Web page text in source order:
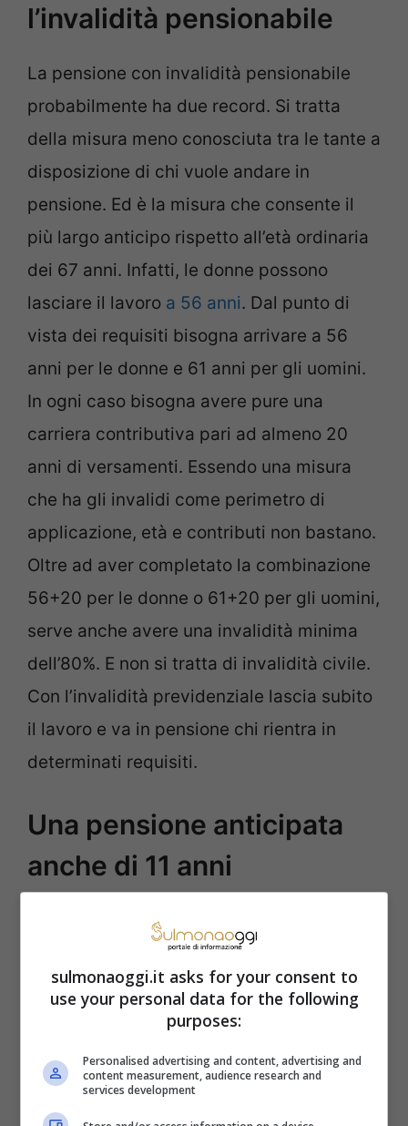
l’invalidità pensionabile
La pensione con invalidità pensionabile
probabilmente ha due record. Si tratta
della misura meno conosciuta tra le tante a
disposizione di chi vuole andare in
pensione. Ed è la misura che consente il
più largo anticipo rispetto all’età ordinaria
dei 67 anni. Infatti, le donne possono
lasciare il lavoro a 56 anni. Dal punto di
vista dei requisiti bisogna arrivare a 56
anni per le donne e 61 anni per gli uomini.
In ogni caso bisogna avere pure una
carriera contributiva pari ad almeno 20
anni di versamenti. Essendo una misura
che ha gli invalidi come perimetro di
applicazione, età e contributi non bastano.
Oltre ad aver completato la combinazione
56+20 per le donne o 61+20 per gli uomini,
serve anche avere una invalidità minima
dell’80%. E non si tratta di invalidità civile.
Con l’invalidità previdenziale lascia subito
il lavoro e va in pensione chi rientra in
determinati requisiti.
Una pensione anticipata
anche di 11 anni
L’invalidità utile a questa misura è quella
specifica. Significa riduzione della
capacità lavorativa specifica per le
mansioni che il lavoratore svolge
quotidianamente, ovvero per il lavoro a cui
lui dedica la sua attività. Un orefice con
problemi di vista, un parrucchiere con
sulmonaoggi.it asks for your consent to
use your personal data for the following
purposes:
Personalised advertising and content, advertising and
content measurement, audience research and
services development